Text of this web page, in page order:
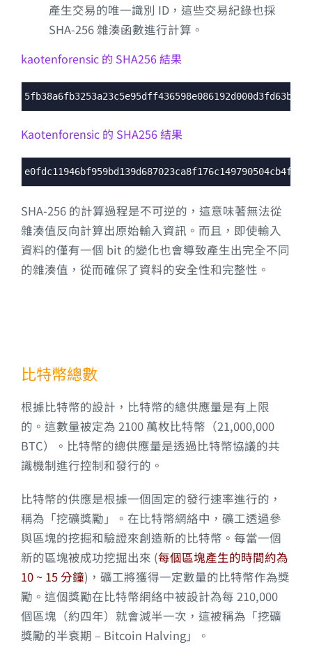
產生交易的唯一識別 ID，這些交易紀錄也採
SHA-256 雜湊函數進行計算。
kaotenforensic 的 SHA256 結果
Syntax
Kaotenforensic 的 SHA256 結果
Syntax
SHA-256 的計算過程是不可逆的，這意味著無法從
雜湊值反向計算出原始輸入資訊。而且，即使輸入
資料的僅有一個 bit 的變化也會導致產生出完全不同
的雜湊值，從而確保了資料的安全性和完整性。
比特幣總數
根據比特幣的設計，比特幣的總供應量是有上限
的。這數量被定為 2100 萬枚比特幣（21,000,000
BTC）。比特幣的總供應量是透過比特幣協議的共
識機制進行控制和發行的。
比特幣的供應是根據一個固定的發行速率進行的，
稱為「挖礦獎勵」。在比特幣網絡中，礦工透過參
與區塊的挖掘和驗證來創造新的比特幣。每當一個
新的區塊被成功挖掘出來 (每個區塊產生的時間約為
10 ~ 15 分鐘)，礦工將獲得一定數量的比特幣作為獎
勵。這個獎勵在比特幣網絡中被設計為每 210,000
個區塊（約四年）就會減半一次，這被稱為「挖礦
獎勵的半衰期 – Bitcoin Halving」。